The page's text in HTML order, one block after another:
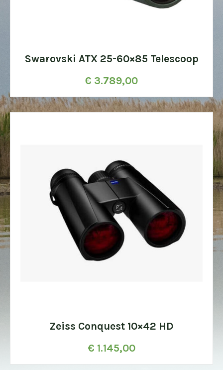
Swarovski ATX 25-60×85 Telescoop
€ 3.789,00
Zeiss Conquest 10×42 HD
€ 1.145,00